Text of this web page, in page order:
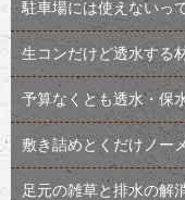
駐車場には使えないっ
生コンだけど透水する
予算なくとも透水・保
敷き詰めとくだけノー
足元の雑草と排水の解